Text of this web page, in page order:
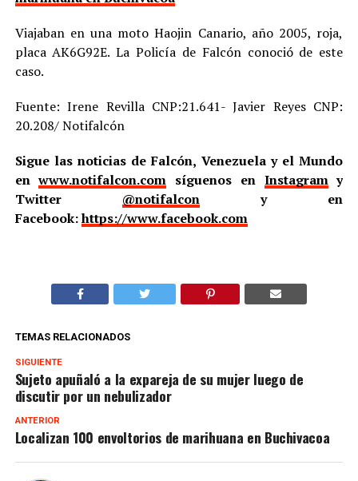
Viajaban en una moto Haojin Canario, año 2005, roja,
placa AK6G92E. La Policía de Falcón conoció de este
caso.
Fuente: Irene Revilla CNP:21.641- Javier Reyes CNP:
20.208/ Notifalcón
Sigue las noticias de Falcón, Venezuela y el Mundo
enwww.notifalcon.com síguenos en Instagramy
Twitter @notifalcony en
Facebook:https://www.facebook.com
TEMAS RELACIONADOS
SIGUIENTE
Sujeto apuñaló a la expareja de su mujer luego de
discutir por un nebulizador
ANTERIOR
Localizan 100 envoltorios de marihuana en Buchivacoa